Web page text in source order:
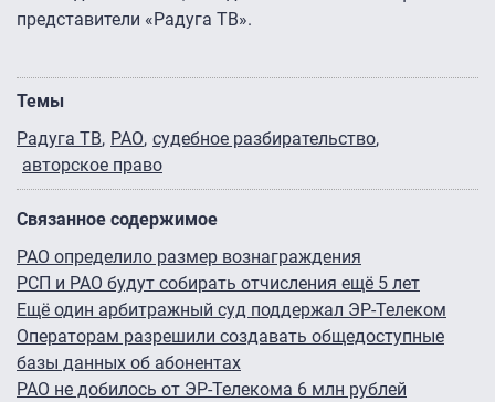
представители «Радуга ТВ».
Темы
Радуга ТВ РАО судебное разбирательство
авторское право
Связанное содержимое
РАО определило размер вознаграждения
РСП и РАО будут собирать отчисления ещё 5 лет
Ещё один арбитражный суд поддержал ЭР-Телеком
Операторам разрешили создавать общедоступные
базы данных об абонентах
РАО не добилось от ЭР-Телекома 6 млн рублей